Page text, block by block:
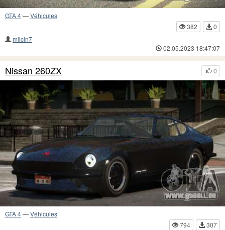
GTA 4—Véhicules
382
0
milcin7
02.05.2023 18:47:07
0
Nissan 260ZX
GTA 4—Véhicules
794
307